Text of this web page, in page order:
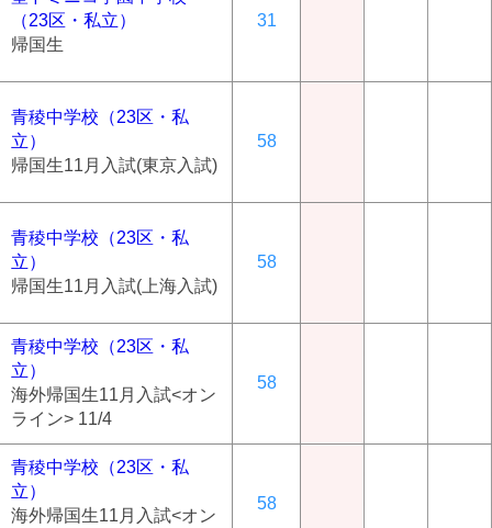
（23区・私立）
帰国生
31
青稜中学校（23区・私
立）
帰国生11月入試(東京入試)
58
青稜中学校（23区・私
立）
帰国生11月入試(上海入試)
58
青稜中学校（23区・私
立）
海外帰国生11月入試<オン
ライン> 11/4
58
青稜中学校（23区・私
立）
海外帰国生11月入試<オン
58